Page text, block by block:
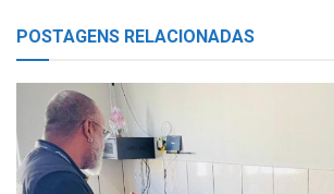
POSTAGENS RELACIONADAS